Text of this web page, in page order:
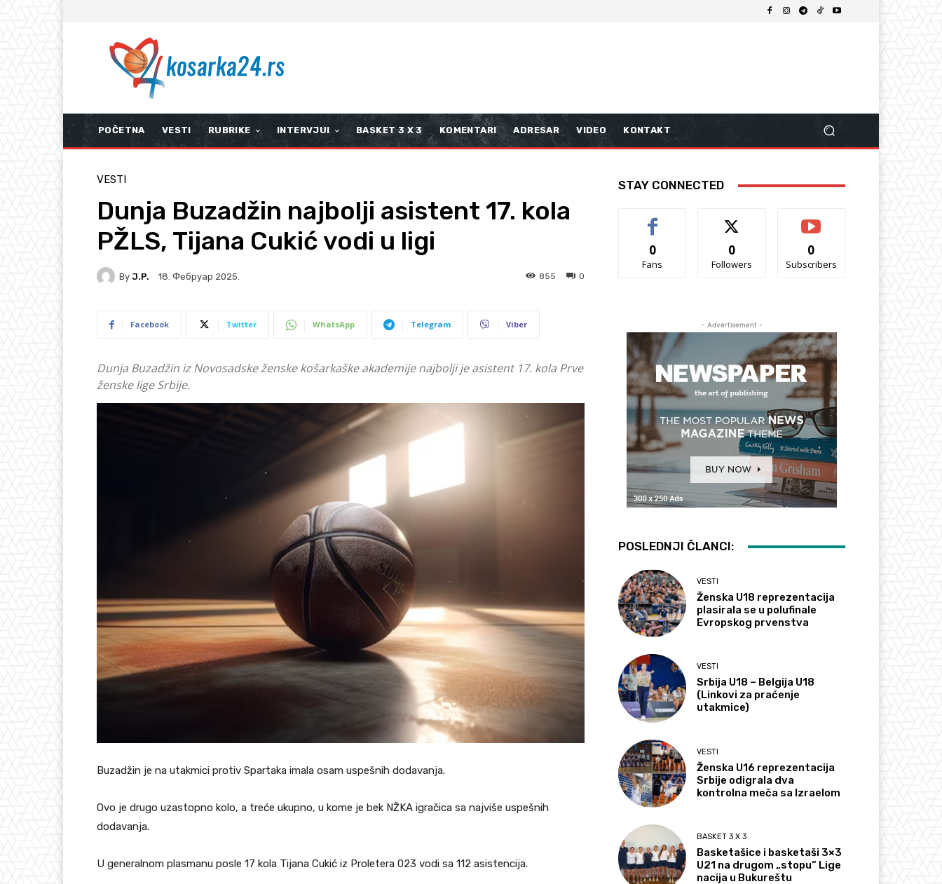
POČETNA VESTI RUBRIKE INTERVJUI BASKET 3 X 3 KOMENTARI ADRESAR VIDEO KONTAKT
VESTI
Dunja Buzadžin najbolji asistent 17. kola
PŽLS, Tijana Cukić vodi u ligi
By J.P. 18. Фебруар 2025. 0
855
Facebook Twitter WhatsApp Telegram Viber
Dunja Buzadžin iz Novosadske ženske košarkaške akademije najbolji je asistent 17. kola Prve
ženske lige Srbije.
Buzadžin je na utakmici protiv Spartaka imala osam uspešnih dodavanja.
Ovo je drugo uzastopno kolo, a treće ukupno, u kome je bek NŽKA igračica sa najviše uspešnih
dodavanja.
U generalnom plasmanu posle 17 kola Tijana Cukić iz Proletera 023 vodi sa 112 asistencija.
STAY CONNECTED
0
Fans
0
Followers
0
Subscribers
- Advertisement -
POSLEDNJI ČLANCI:
VESTI
Ženska U18 reprezentacija
plasirala se u polufinale
Evropskog prvenstva
VESTI
Srbija U18 – Belgija U18
(Linkovi za praćenje
utakmice)
VESTI
Ženska U16 reprezentacija
Srbije odigrala dva
kontrolna meča sa Izraelom
BASKET 3 X 3
Basketašice i basketaši 3×3
U21 na drugom „stopu“ Lige
nacija u Bukureštu